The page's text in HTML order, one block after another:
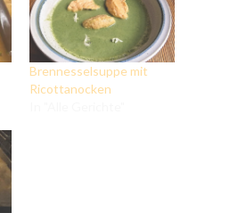
Brennesselsuppe mit
Ricottanocken